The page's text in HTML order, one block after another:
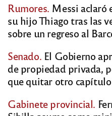
Rumores. Messi aclaró
su hijo Thiago tras las
sobre un regreso al
Senado. El Gobierno
de propiedad privada,
que quitar otro capítulo
Gabinete provincial.